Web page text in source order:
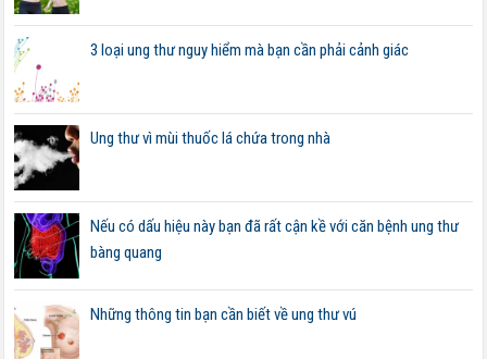
3 loại ung thư nguy hiểm mà bạn cần phải cảnh giác
Ung thư vì mùi thuốc lá chứa trong nhà
Nếu có dấu hiệu này bạn đã rất cận kề với căn bệnh ung thư
bàng quang
Những thông tin bạn cần biết về ung thư vú